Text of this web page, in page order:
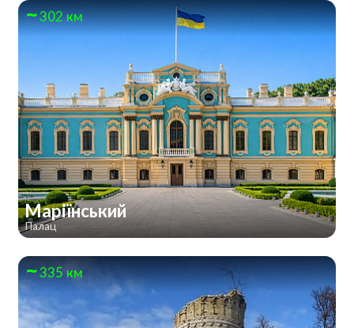
302 км
Маріїнський
Палац
335 км